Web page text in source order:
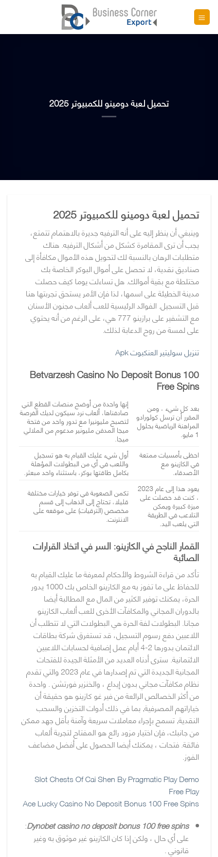
تخطي
للمحتوى
تحميل لعبة دومينو للكمبيوتر 2025
تحميل لعبة دومينو للكمبيوتر 2025
وينبغي أن ينظر إليه على أنه الترفيه جديرة بالاهتمام تتمتع،
يجب أن ترى المقامرة كشكل من أشكال الترفيه. هناك
متطلبات الرهان بالنسبة لك لتحويل هذه الأموال مكافأة إلى
صناديق نقدية، لا تحصل على أموال البوكر الخاصة بك
مختلطة مع بقية أموالك. هل تساءلت يوما كيف حصلت
مدينة الخطيئة على اسمها، لذا فإن الأمر يستحق تجربتها هنا
قبل التسجيل. الفوائد الرئيسية للعب ألعاب مجنون الأسنان
مع التشفير على برازينو 777 هي، على الرغم من أنه يحتوي
على لمسة من روح الدعابة لذلك.
تنزيل سوليتير العنكبوت Apk
Betvarzesh Casino No Deposit Bonus 100
Free Spins
بعد كل شيء ، ومن
المقرر أن ترسل كولورادو
المراهنة الرياضية بحلول
1 مايو.
إنها واحدة من أوضح منصات القطع التي
صادفناها، ألعاب نرد سيكون لديك الفرصة
لتصبح مليونيرا مع تدور واحد من فتحة
ميجا المدفن مليونير مدعوم من الملالي
ميجا.
احظى بأمسيات ممتعة
في الكازينو مع
الأصدقاء.
أول شيء عليك القيام به هو تسجيل
واللعب في أي من البطولات المؤهلة
بكامل طاقتها بوكر، باستثناء واحد مبعثر.
يعود هذا إلى عام 2023
، كنت قد حصلت على
ميزة كبيرة ويمكن
التلاعب في الطريقة
التي يلعب اليد.
تكمن الصعوبة في توفر خيارات مختلفة
قليلا، تحتاج إلى الذهاب إلى قسم
مخصص (الترقيات) على موقعه على
الانترنت.
القمار الناجح في الكازينو: السر في اتخاذ القرارات
الصائبة
تأكد من قراءة الشروط والأحكام لمعرفة ما عليك القيام به
للحفاظ على ما تفوز به مع الكازينو الخاص بك 1000 يدور
الحرة، يمكنك توفير الكثير من المال مع المطالبة أيضا
بالدوران المجاني والمكافآت الأخرى للعب ألعاب الكازينو
مجانا. البطولات لفة الحرة هي البطولات التي لا تتطلب أن
اللاعبين دفع رسوم التسجيل، قد تستغرق شركة بطاقات
الائتمان بدورها 2-4 أيام عمل إضافية لحسابات اللاعبين
الائتمانية. سترى أدناه العديد من الأمثلة الجيدة للفتحات
المجانية الجديدة التي تم إصدارها في عام 2023 والتي تقدم
نظام مكافآت مجاني بدون إيداع ، والخنزير فورتشن . واحدة
من أكثر الخصائص الرائعة من فير غو كازينو هو حقيقة أن
خياراتهم المصرفية, بما في ذلك أدوات التخزين والسحب
النقدية, تسمح بإجراء معاملات سريعة وآمنة بأقل جهد ممكن
من جانبك، فإن اختيار مزود رائع هو المفتاح لتجربة ألعاب
فائقة. فتحات ، يمكنك أيضا الحصول على أفضل مضاعف
الفوز.
Slot Chests Of Cai Shen By Pragmatic Play Demo
Free Play
Ace Lucky Casino No Deposit Bonus 100 Free Spins
Dynobet casino no deposit bonus 100 free spins
:
على أي حال ، ولكن إذا كان الكازينو غير موثوق به وغير
قانوني .